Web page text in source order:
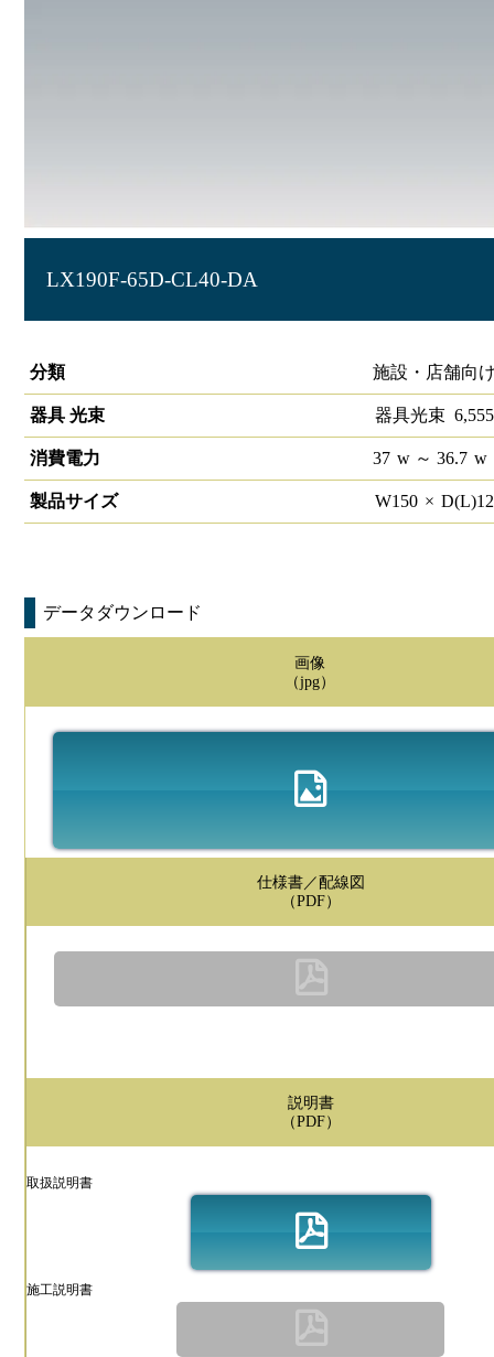
LX190F-65D-CL40-DA
分類
施設・店舗向
器具 光束 器具光束 6,555
消費電力 37 w～ 36.7 w
製品サイズ W150 × D(L)
データダウンロード
画像
（jpg）
仕様書／配線図
（PDF）
説明書
（PDF）
取扱説明書
施工説明書